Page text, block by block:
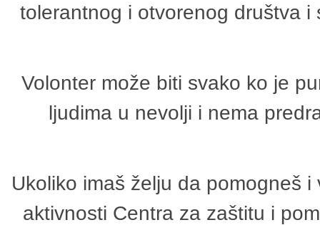
tolerantnog i otvorenog društva
Volonter može biti svako ko je
ljudima u nevolji i nema
Ukoliko imaš želju da pomogneš
aktivnosti Centra za zaštitu i